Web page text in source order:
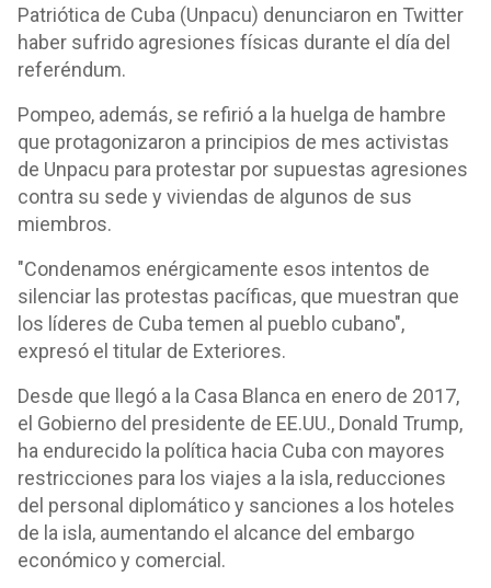
Patriótica de Cuba (Unpacu) denunciaron en Twitter
haber sufrido agresiones físicas durante el día del
referéndum.
Pompeo, además, se refirió a la huelga de hambre
que protagonizaron a principios de mes activistas
de Unpacu para protestar por supuestas agresiones
contra su sede y viviendas de algunos de sus
miembros.
"Condenamos enérgicamente esos intentos de
silenciar las protestas pacíficas, que muestran que
los líderes de Cuba temen al pueblo cubano",
expresó el titular de Exteriores.
Desde que llegó a la Casa Blanca en enero de 2017,
el Gobierno del presidente de EE.UU., Donald Trump,
ha endurecido la política hacia Cuba con mayores
restricciones para los viajes a la isla, reducciones
del personal diplomático y sanciones a los hoteles
de la isla, aumentando el alcance del embargo
económico y comercial.